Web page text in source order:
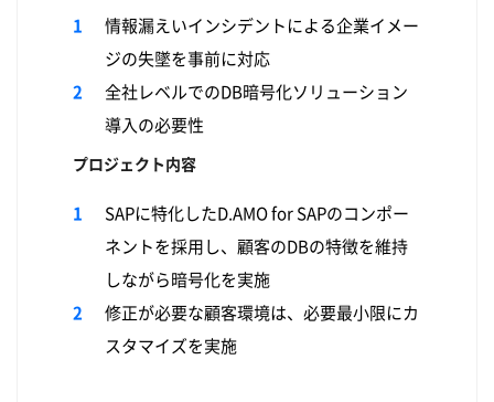
情報漏えいインシデントによる企業イメー
ジの失墜を事前に対応
全社レベルでのDB暗号化ソリューション
導入の必要性
プロジェクト内容
SAPに特化したD.AMO for SAPのコンポー
ネントを採用し、顧客のDBの特徴を維持
しながら暗号化を実施
修正が必要な顧客環境は、必要最小限にカ
スタマイズを実施